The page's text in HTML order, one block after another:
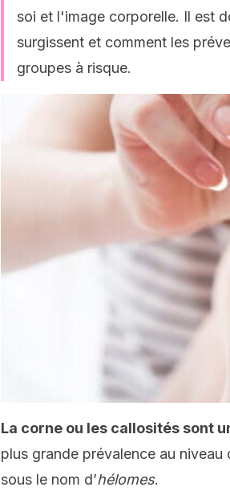
soi et l'image corporelle. Il est
surgissent et comment les
groupes à risque.
La corne ou les callosités sont
plus grande prévalence au
sous le nom d’hélomes.